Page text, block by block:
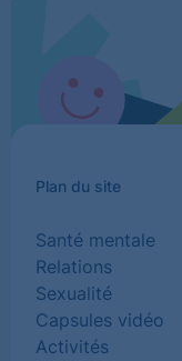
Plan du site
Santé mentale
Relations
Sexualité
Capsules vidéo
Activités